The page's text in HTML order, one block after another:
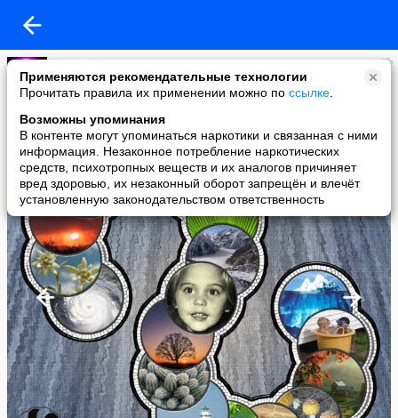
Применяются рекомендательные технологии
Прочитать правила их применении можно по ссылке
Возможны упоминания
В контенте могут упоминаться наркотики и связанная с ними
информация. Незаконное потребление наркотических
средств, психотропных веществ и их аналогов причиняет
вред здоровью, их незаконный оборот запрещён и влечёт
установленную законодательством ответственность
masterkosta
added a photo
21 Oct в 05:37